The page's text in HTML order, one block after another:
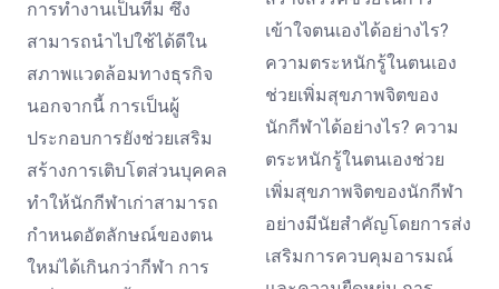
การทำงานเป็นทีม ซึ่ง
สามารถนำไปใช้ได้ดีใน
สภาพแวดล้อมทางธุรกิจ
นอกจากนี้ การเป็นผู้
ประกอบการยังช่วยเสริม
สร้างการเติบโตส่วนบุคคล
ทำให้นักกีฬาเก่าสามารถ
กำหนดอัตลักษณ์ของตน
ใหม่ได้เกินกว่ากีฬา การ
เข้าใจตนเองได้อย่างไร?
ความตระหนักรู้ในตนเอง
ช่วยเพิ่มสุขภาพจิตของ
นักกีฬาได้อย่างไร? ความ
ตระหนักรู้ในตนเองช่วย
เพิ่มสุขภาพจิตของนักกีฬา
อย่างมีนัยสำคัญโดยการส่ง
เสริมการควบคุมอารมณ์